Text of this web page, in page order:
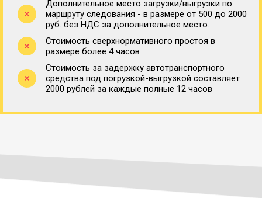
Дополнительное место загрузки/выгрузки по
маршруту следования - в размере от 500 до 2000
руб. без НДС за дополнительное место.
Стоимость сверхнормативного простоя в
размере более 4 часов
Стоимость за задержку автотранспортного
средства под погрузкой-выгрузкой составляет
2000 рублей за каждые полные 12 часов